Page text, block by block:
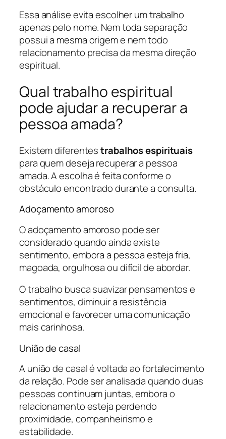
Essa análise evita escolher um trabalho
apenas pelo nome. Nem toda separação
possui a mesma origem e nem todo
relacionamento precisa da mesma direção
espiritual.
Qual trabalho espiritual
pode ajudar a recuperar a
pessoa amada?
Existem diferentestrabalhos espirituais
para quem deseja recuperar a pessoa
amada. A escolha é feita conforme o
obstáculo encontrado durante a consulta.
Adoçamento amoroso
Oadoçamento amoroso pode ser
considerado quando ainda existe
sentimento, embora a pessoa esteja fria,
magoada, orgulhosa ou difícil de abordar.
O trabalho busca suavizar pensamentos e
sentimentos, diminuir a resistência
emocional e favorecer uma comunicação
mais carinhosa.
União de casal
A união de casal é voltada ao fortalecimento
da relação. Pode ser analisada quando duas
pessoas continuam juntas, embora o
relacionamento esteja perdendo
proximidade, companheirismo e
estabilidade.